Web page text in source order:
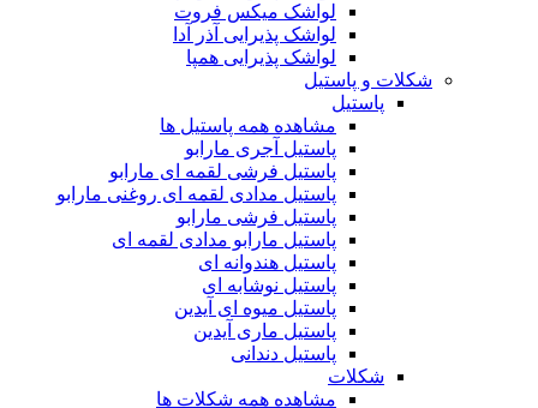
لواشک میکس فروت
لواشک پذیرایی آذر آدا
لواشک پذیرایی همپا
شکلات و پاستیل
پاستیل
مشاهده همه پاستیل ها
پاستیل آجری مارابو
پاستیل فرشی لقمه ای مارابو
پاستیل مدادی لقمه ای روغنی مارابو
پاستیل فرشی مارابو
پاستیل مارابو مدادی لقمه ای
پاستیل هندوانه ای
پاستیل نوشابه ای
پاستیل میوه ای آیدین
پاستیل ماری آیدین
پاستیل دندانی
شکلات
مشاهده همه شکلات ها